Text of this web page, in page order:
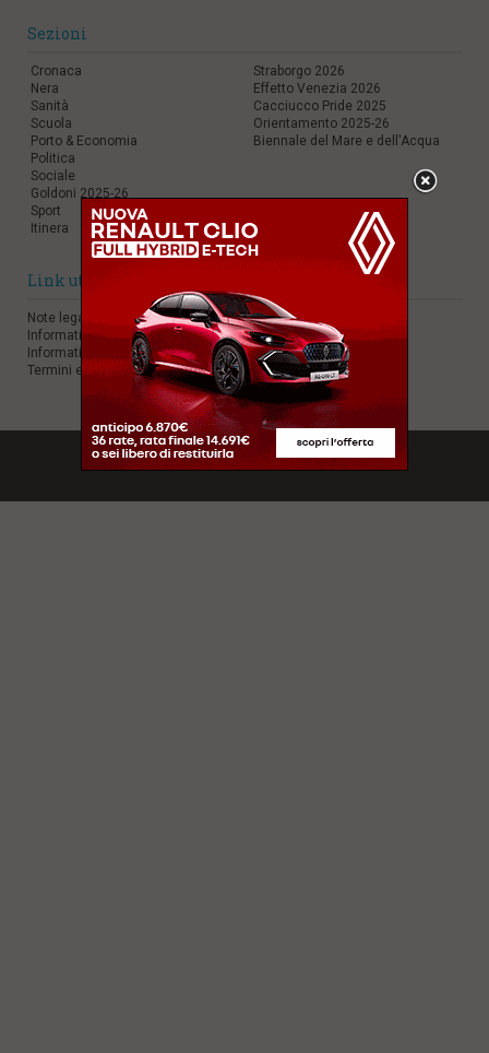
Sezioni
Cronaca
Nera
Sanità
Scuola
Porto & Economia
Politica
Sociale
Goldoni 2025-26
Sport
Itinera
Straborgo 2026
Effetto Venezia 2026
Cacciucco Pride 2025
Orientamento 2025-26
Biennale del Mare e dell'Acqua
Link utili
Note legali
Informativa sulla Privacy
Informativa sui Cookie
Termini e Condizioni
digital marketing:aboutsolution.com web agency